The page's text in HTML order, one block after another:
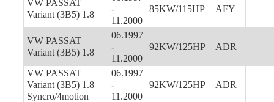
VW PASSAT
Variant (3B5) 1.8
-
11.2000
85KW/115HP AFY
VW PASSAT
Variant (3B5) 1.8
06.1997
-
11.2000
92KW/125HP ADR
VW PASSAT
Variant (3B5) 1.8
Syncro/4motion
06.1997
-
11.2000
92KW/125HP ADR